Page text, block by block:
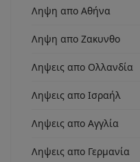
Ληψη απο Αθήνα
Ληψη απο Ζακυνθο
Ληψεις απο Ολλανδία
Ληψεις απο Ισραήλ
Ληψεις απο Αγγλία
Ληψεις απο Γερμανία